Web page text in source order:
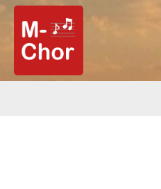
Zum
Inhalt
springen